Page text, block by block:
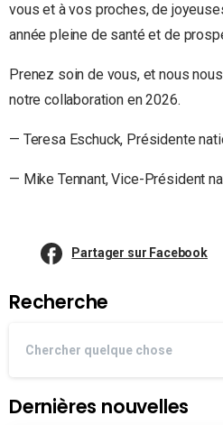
vous et à vos proches, de
année pleine de santé et de
Prenez soin de vous, et nous
notre collaboration en 2026.
— Teresa Eschuck, Présidente
— Mike Tennant, Vice-Président
Partager sur Facebook
Recherche
Dernières nouvelles